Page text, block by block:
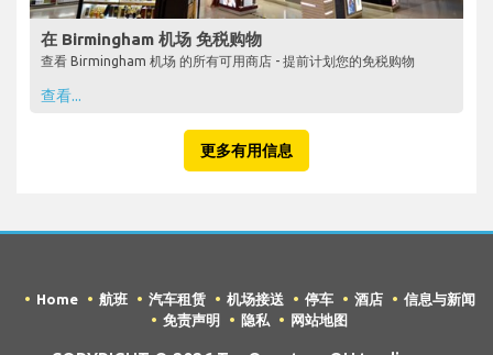
在 Birmingham 机场 免税购物
查看 Birmingham 机场 的所有可用商店 - 提前计划您的免税购物
查看...
更多有用信息
Home 航班 汽车租赁 机场接送 停车 酒店
信息与新闻
免责声明
隐私 网站地图